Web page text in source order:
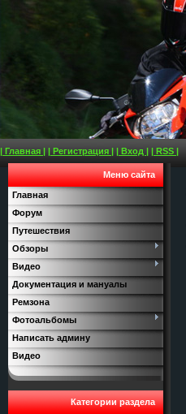
| Главная | | Регистрация | | Вход | | RSS |
Меню сайта
Главная
Форум
Путешествия
Обзоры
Видео
Документация и мануалы
Ремзона
Фотоальбомы
Написать админу
Видео
Категории раздела